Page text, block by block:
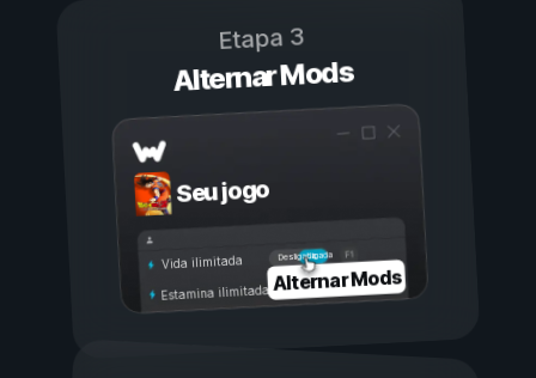
Etapa 3
Alternar Mods
Seu jogo
Ligada
Desligada
Vida ilimitada
Estamina ilimitadaAlternar Mods